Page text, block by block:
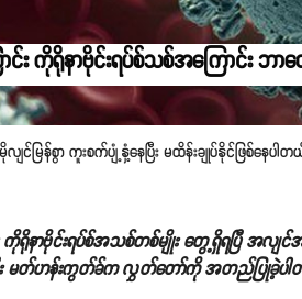
င်း ကိုရိုနာဗိုင်းရပ်စ်သစ်အကြောင်း ဘ
မြန်စွာ ကူးစက်ပျံ့နှံ့နေပြီး မထိန်းချုပ်နိုင်ဖြစ်နေပါတ
း ကိုရိုနာဗိုင်းရပ်စ်အသစ်တစ်မျိုး တွေ့ရှိရပြီ အလျ
ကြီး မတ်ဟန်းကွတ်ခ်က လွှတ်တော်ကို အတည်ပြုခဲ့ပ